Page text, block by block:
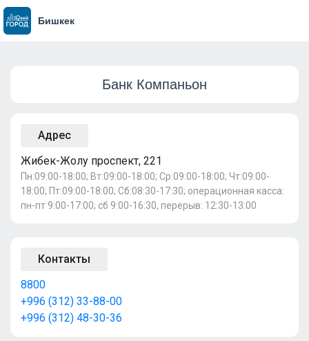
Бишкек
Банк Компаньон
Адрес
Жибек-Жолу проспект, 221
Пн:09:00-18:00; Вт:09:00-18:00; Ср:09:00-18:00; Чт:09:00-
18:00; Пт:09:00-18:00; Сб:08:30-17:30; операционная касса:
пн-пт 9:00-17:00; сб 9:00-16:30, перерыв: 12:30-13:00
Контакты
8800
+996 (312) 33-88-00
+996 (312) 48-30-36